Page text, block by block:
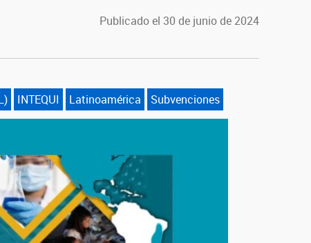
Publicado el 30 de junio de 2024
INTEQUI Latinoamérica Subvenciones